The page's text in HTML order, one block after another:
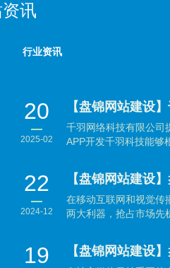
讯
行业资讯
20
2025-02
【盘锦网站建设
千羽网络科技有限公司
APP开发千羽科技能够
22
2024-12
在移动互联网和视觉传
两大利器，抢占市场先
19